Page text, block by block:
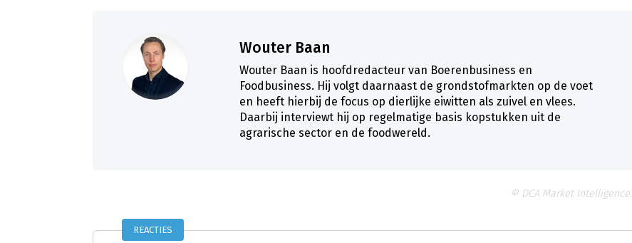
Wouter Baan
Wouter Baan is hoofdredacteur van Boerenbusiness en
Foodbusiness. Hij volgt daarnaast de grondstofmarkten op de voet
en heeft hierbij de focus op dierlijke eiwitten als zuivel en vlees.
Daarbij interviewt hij op regelmatige basis kopstukken uit de
agrarische sector en de foodwereld.
© DCA Market Intelligence.
REACTIES